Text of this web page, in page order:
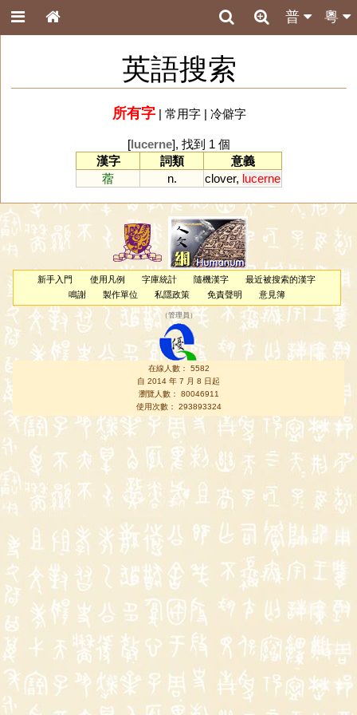
粵
普
英語搜索
所有字| 常用字| 冷僻字
[lucerne], 找到 1 個
漢字
詞類
意義
蓿
n. clover, lucerne
新手入門 使用凡例 字庫統計 隨機漢字
最近被搜索的漢字
鳴謝
製作單位 私隱政策 免責聲明 意見簿
（管理員 ）
在線人數： 5582
自 2014 年 7 月 8 日起
瀏覽人數： 80046911
使用次數： 293893324